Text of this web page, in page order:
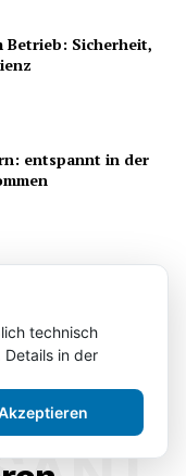
Betrieb: Sicherheit,
entspannt in der
auch
technisch
in der